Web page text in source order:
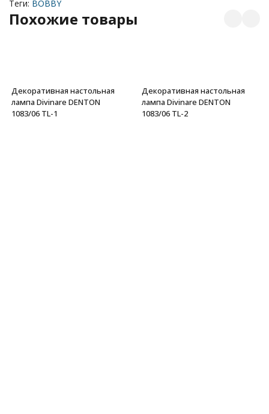
Теги: BOBBY
Похожие товары
Декоративная настольная
лампа Divinare DENTON
1083/06 TL-1
Декоративная настольная
лампа Divinare DENTON
1083/06 TL-2